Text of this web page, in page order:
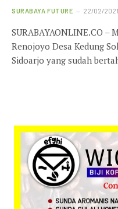
SURABAYA FUTURE 22/02/2021
SURABAYAONLINE.CO –
Renojoyo Desa Kedung
Sidoarjo yang sudah